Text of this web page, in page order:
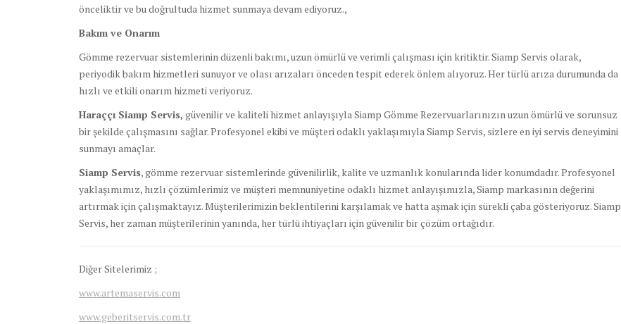
önceliktir ve bu doğrultuda hizmet sunmaya devam ediyoruz.,
Bakım ve Onarım
Gömme rezervuar sistemlerinin düzenli bakımı, uzun ömürlü ve verimli çalışması için kritiktir. Siamp Servis olarak,
periyodik bakım hizmetleri sunuyor ve olası arızaları önceden tespit ederek önlem alıyoruz. Her türlü arıza durumunda da
hızlı ve etkili onarım hizmeti veriyoruz.
Haraççı Siamp Servis, güvenilir ve kaliteli hizmet anlayışıyla Siamp Gömme Rezervuarlarınızın uzun ömürlü ve sorunsuz
bir şekilde çalışmasını sağlar. Profesyonel ekibi ve müşteri odaklı yaklaşımıyla Siamp Servis, sizlere en iyi servis deneyimini
sunmayı amaçlar.
Siamp Servis, gömme rezervuar sistemlerinde güvenilirlik, kalite ve uzmanlık konularında lider konumdadır. Profesyonel
yaklaşımımız, hızlı çözümlerimiz ve müşteri memnuniyetine odaklı hizmet anlayışımızla, Siamp markasının değerini
artırmak için çalışmaktayız. Müşterilerimizin beklentilerini karşılamak ve hatta aşmak için sürekli çaba gösteriyoruz. Siamp
Servis, her zaman müşterilerinin yanında, her türlü ihtiyaçları için güvenilir bir çözüm ortağıdır.
Diğer Sitelerimiz ;
www.artemaservis.com
www.geberitservis.com.tr